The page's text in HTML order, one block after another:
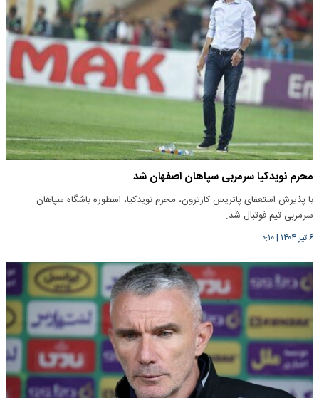
محرم نویدکیا سرمربی سپاهان اصفهان شد
با پذیرش استعفای پاتریس کارترون، محرم نویدکیا، اسطوره باشگاه سپاهان
سرمربی تیم فوتبال شد.
۶ تیر ۱۴۰۴ |۰:۱۰